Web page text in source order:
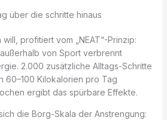
über die schritte hinaus
profitiert vom „NEAT“-Prinzip:
von Sport verbrennt
2.000 zusätzliche Alltags-Schritte
60–100 Kilokalorien pro Tag
ergibt das spürbare Effekte.
die Borg-Skala der Anstrengung: